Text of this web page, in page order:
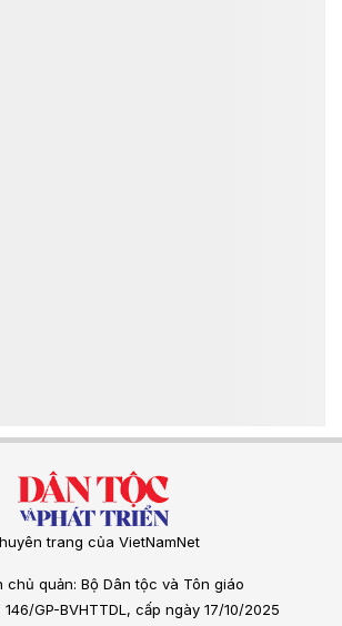
trang của VietNamNet
chủ quản: Bộ Dân tộc và Tôn giáo
GP-BVHTTDL, cấp ngày 17/10/2025